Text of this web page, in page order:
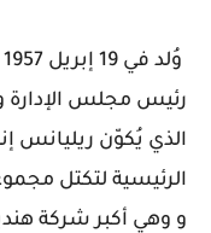
رئيس مجلس الإدارة
الذي يُكوّن ريليانس
الرئيسية لتكتل
و وهي أكبر شركة